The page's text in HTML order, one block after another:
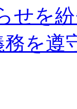
せを
務を遵